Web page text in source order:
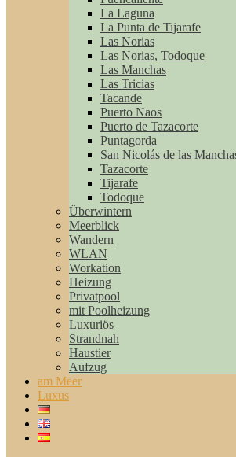
La Laguna
La Punta de Tijarafe
Las Norias
Las Norias, Todoque
Las Manchas
Las Tricias
Tacande
Puerto Naos
Puerto de Tazacorte
Puntagorda
San Nicolás de las
Tazacorte
Tijarafe
Todoque
Überwintern
Meerblick
Wandern
WLAN
Workation
Heizung
Privatpool
mit Poolheizung
Luxuriös
Strandnah
Haustier
Aufzug
am Meer
Luxus